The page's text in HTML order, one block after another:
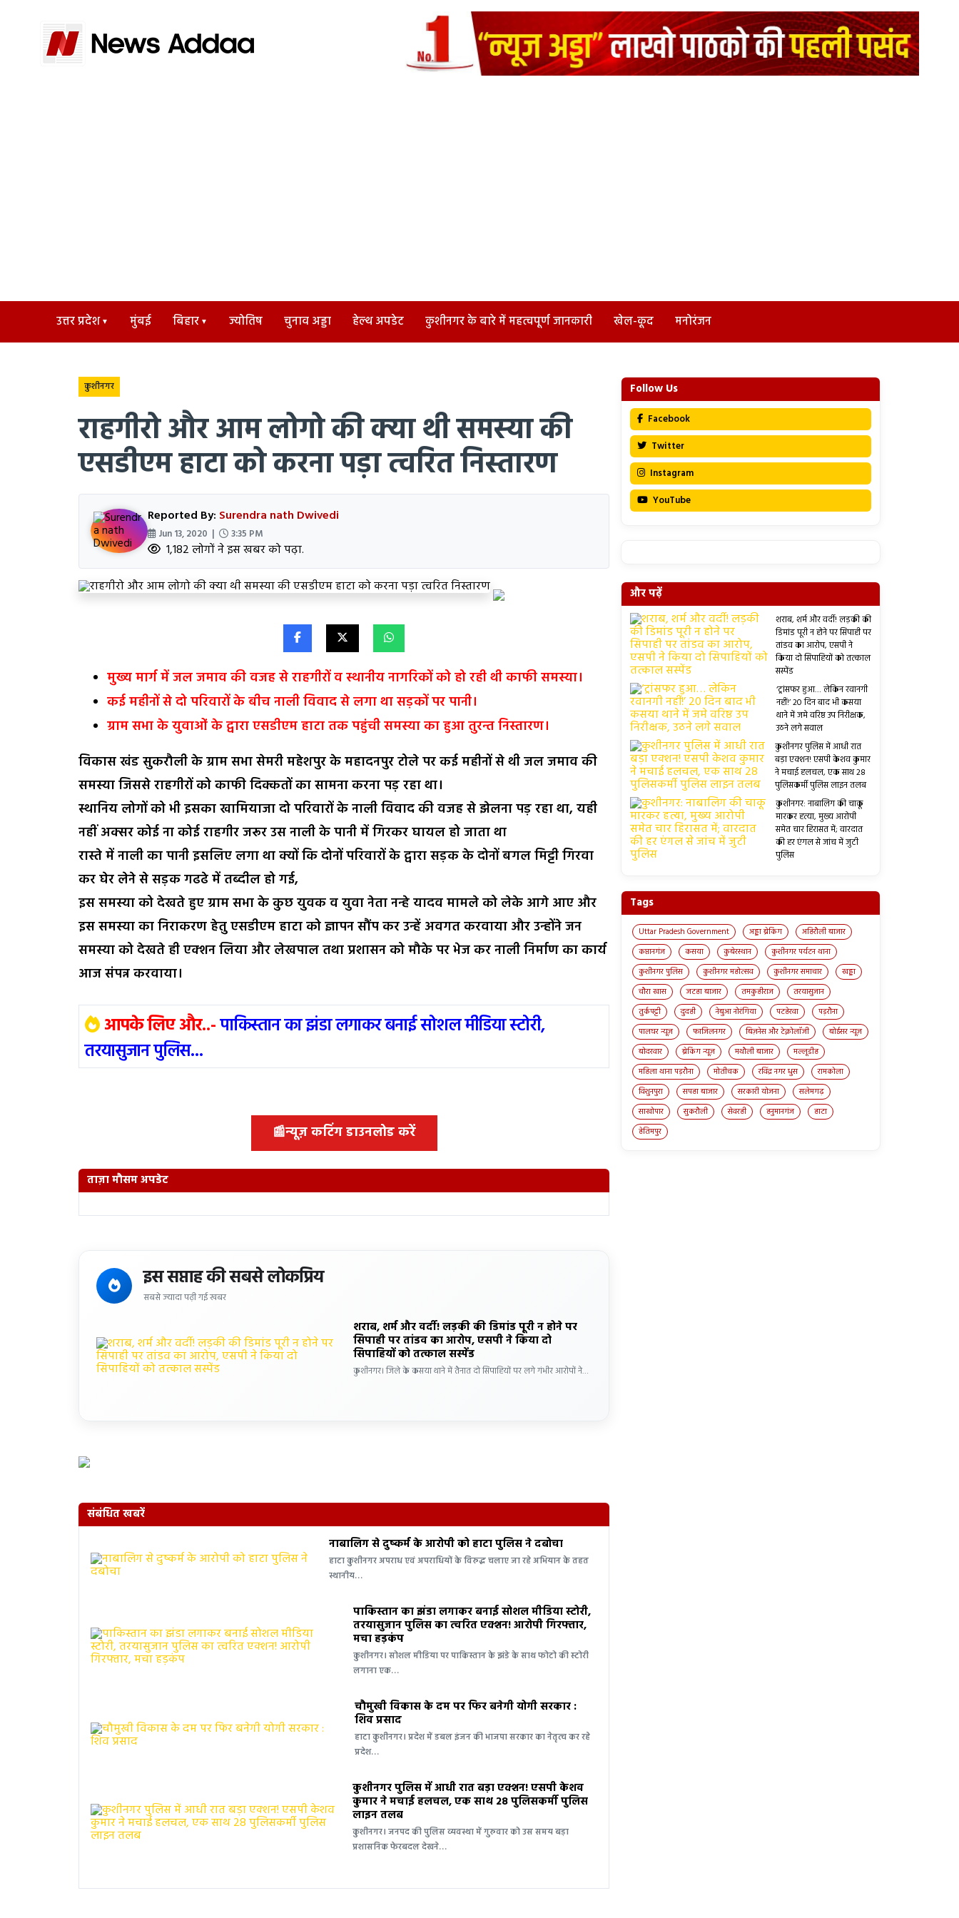
उत्तर प्रदेश मुंबई बिहार ज्योतिष चुनाव अड्डा हेल्थ अपडेट कुशीनगर के बारे में महत्वपूर्ण जानकारी खेल-कूद मनोरंजन
कुशीनगर
राहगीरो और आम लोगो की क्या थी समस्या की
एसडीएम हाटा को करना पड़ा त्वरित निस्तारण
Reported By: Surendra nath Dwivedi
Jun 13, 2020 | 3:35 PM
1,182 लोगों ने इस खबर को पढ़ा.
मुख्य मार्ग में जल जमाव की वजह से राहगीरों व स्थानीय नागरिकों को हो रही थी काफी समस्या।
कई महीनों से दो परिवारों के बीच नाली विवाद से लगा था सड़कों पर पानी।
ग्राम सभा के युवाओं के द्वारा एसडीएम हाटा तक पहुंची समस्या का हुआ तुरन्त निस्तारण।
विकास खंड सुकरौली के ग्राम सभा सेमरी महेशपुर के महादनपुर टोले पर कई महीनों से थी जल जमाव की
समस्या जिससे राहगीरों को काफी दिक्कतों का सामना करना पड़ रहा था।
स्थानिय लोगों को भी इसका खामियाजा दो परिवारों के नाली विवाद की वजह से झेलना पड़ रहा था, यही
नहीं अक्सर कोई ना कोई राहगीर जरूर उस नाली के पानी में गिरकर घायल हो जाता था
रास्ते में नाली का पानी इसलिए लगा था क्यों कि दोनों परिवारों के द्वारा सड़क के दोनों बगल मिट्टी गिरवा
कर घेर लेने से सड़क गढढे में तब्दील हो गई,
इस समस्या को देखते हुए ग्राम सभा के कुछ युवक व युवा नेता नन्हे यादव मामले को लेके आगे आए और
इस समस्या का निराकरण हेतु एसडीएम हाटा को ज्ञापन सौंप कर उन्हें अवगत करवाया और उन्होंने जन
समस्या को देखते ही एक्शन लिया और लेखपाल तथा प्रशासन को मौके पर भेज कर नाली निर्माण का कार्य
आज संपन्न करवाया।
आपके लिए और..-पाकिस्तान का झंडा लगाकर बनाई सोशल मीडिया स्टोरी,
तरयासुजान पुलिस...
📰न्यूज़ कटिंग डाउनलोड करें
ताज़ा मौसम अपडेट
इस सप्ताह की सबसे लोकप्रिय
सबसे ज्यादा पढ़ी गई खबर
शराब, शर्म और वर्दी! लड़की की डिमांड पूरी न होने पर
सिपाही पर तांडव का आरोप, एसपी ने किया दो
सिपाहियों को तत्काल सस्पेंड
कुशीनगर। जिले के कसया थाने में तैनात दो सिपाहियों पर लगे गंभीर आरोपों ने…
संबंधित खबरें
नाबालिग से दुष्कर्म के आरोपी को हाटा पुलिस ने दबोचा
हाटा कुशीनगर अपराध एवं अपराधियों के विरुद्ध चलाए जा रहे अभियान के तहत
स्थानीय…
पाकिस्तान का झंडा लगाकर बनाई सोशल मीडिया स्टोरी,
तरयासुजान पुलिस का त्वरित एक्शन! आरोपी गिरफ्तार,
मचा हड़कंप
कुशीनगर। सोशल मीडिया पर पाकिस्तान के झंडे के साथ फोटो की स्टोरी
लगाना एक…
चौमुखी विकास के दम पर फिर बनेगी योगी सरकार :
शिव प्रसाद
हाटा कुशीनगर। प्रदेश में डबल इंजन की भाजपा सरकार का नेतृत्व कर रहे
प्रदेश…
कुशीनगर पुलिस में आधी रात बड़ा एक्शन! एसपी केशव
कुमार ने मचाई हलचल, एक साथ 28 पुलिसकर्मी पुलिस
लाइन तलब
कुशीनगर। जनपद की पुलिस व्यवस्था में गुरुवार को उस समय बड़ा
प्रशासनिक फेरबदल देखने…
Follow Us
Facebook
Twitter
Instagram
YouTube
और पढ़ें
शराब, शर्म और वर्दी! लड़की की
डिमांड पूरी न होने पर सिपाही पर
तांडव का आरोप, एसपी ने
किया दो सिपाहियों को तत्काल
सस्पेंड
‘ट्रांसफर हुआ… लेकिन रवानगी
नहीं!’ 20 दिन बाद भी कसया
थाने में जमे वरिष्ठ उप निरीक्षक,
उठने लगे सवाल
कुशीनगर पुलिस में आधी रात
बड़ा एक्शन! एसपी केशव कुमार
ने मचाई हलचल, एक साथ 28
पुलिसकर्मी पुलिस लाइन तलब
कुशीनगर: नाबालिग की चाकू
मारकर हत्या, मुख्य आरोपी
समेत चार हिरासत में; वारदात
की हर एंगल से जांच में जुटी
पुलिस
Tags
Uttar Pradesh Government अड्डा ब्रेकिंग
अहिरौली बाजार
कप्तानगंज
कसया कुबेरस्थान
कुशीनगर पर्यटन थाना
कुशीनगर पुलिस
कुशीनगर महोत्सव कुशीनगर समाचार
खड्डा
चौरा खास
जटहा बाजार तमकुहीराज
तरयासुजान
तुर्कपट्टी
दुदही नेबुआ नोरंगिया पटहेरवा
पड़रौना
पालघर न्यूज़
फाजिलनगर बिज़नेस और टेक्नोलॉजी
बोईसर न्यूज़
बोदरवार
ब्रेकिंग न्यूज़ मथौली बाजार
मल्लूडीह
महिला थाना पड़रौना
मोतीचक रविंद्र नगर धुस
रामकोला
विशुनपुरा
सपहा बाजार सरकारी योजना
सलेमगढ़
साखोपार
सुकरौली सेवरही हनुमानगंज
हाटा
हेतिमपुर